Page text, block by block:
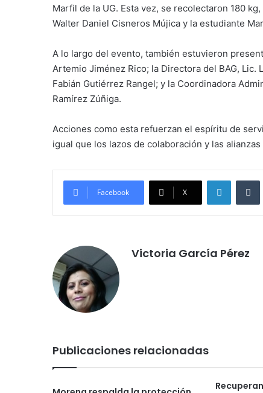
Marfil de la UG. Esta vez, se recolectaron 180
Walter Daniel Cisneros Mújica y la estudiante
A lo largo del evento, también estuvieron
Artemio Jiménez Rico; la Directora del BAG, Lic.
Fabián Gutiérrez Rangel; y la Coordinadora
Ramírez Zúñiga.
Acciones como esta refuerzan el espíritu de
igual que los lazos de colaboración y las
Facebook X
LinkedIn
Victoria García Pérez
Publicaciones relacionadas